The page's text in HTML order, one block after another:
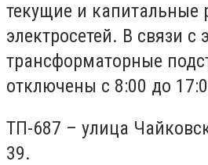
текущие и капитальные
электросетей. В связи с
трансформаторные
отключены с 8:00 до
ТП-687 – улица
39.